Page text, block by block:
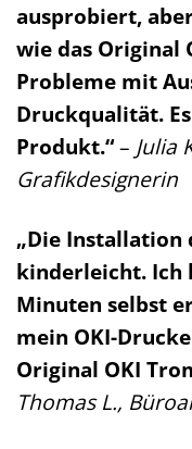
ausprobiert,
wie das Original
Probleme mit
Druckqualität.
Produkt.“– Julia
Grafikdesignerin
„Die Installation
kinderleicht. Ich
Minuten selbst
mein OKI-
Original OKI
Thomas L.,